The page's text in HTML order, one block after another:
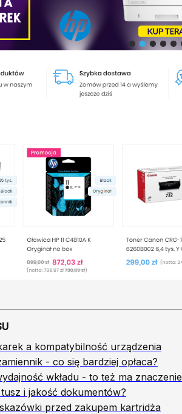
a kompatybilność urządzenia
- co się bardziej opłaca?
wkładu - to też ma znaczenie
i jakość dokumentów?
przed zakupem kartridża